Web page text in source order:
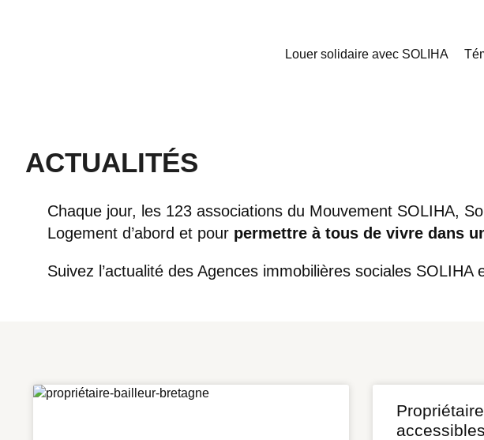
Louer solidaire avec SOLIHA
ACTUALITÉS
Chaque jour, les 123 associations du Mouvement SOLIHA,
Logement d’abord et pour permettre à tous de vivre dans
Suivez l’actualité des Agences immobilières sociales SOLIHA